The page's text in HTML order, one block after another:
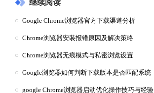
继续阅读
Google Chrome浏览器官方下载渠道分析
Chrome浏览器安装报错原因及解决策略
Chrome浏览器无痕模式与私密浏览设置
Google浏览器如何判断下载版本是否匹配系统
google Chrome浏览器启动优化操作技巧与经验